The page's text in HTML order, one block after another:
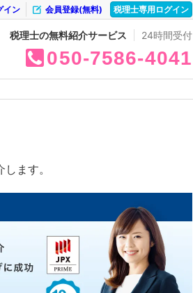
税理士専用ログイン
会員登録(無料)
イン
税理士の無料紹介サービス 24時間受付
050 7586 4041
ます。